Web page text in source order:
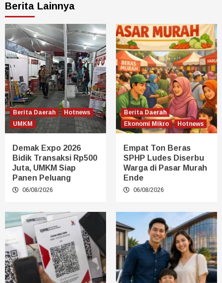
Berita Lainnya
Berita Daerah
Hotnews
UMKM
Demak Expo 2026
Bidik Transaksi Rp500
Juta, UMKM Siap
Panen Peluang
06/08/2026
Berita Daerah
Ekonomi Mikro
Hotnews
Empat Ton Beras
SPHP Ludes Diserbu
Warga di Pasar Murah
Ende
06/08/2026